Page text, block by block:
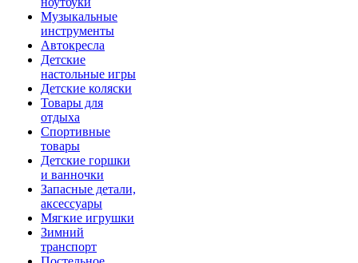
Музыкальные
инструменты
Автокресла
Детские
настольные игры
Детские коляски
Товары для
отдыха
Спортивные
товары
Детские горшки
и ванночки
Запасные детали,
аксессуары
Мягкие игрушки
Зимний
транспорт